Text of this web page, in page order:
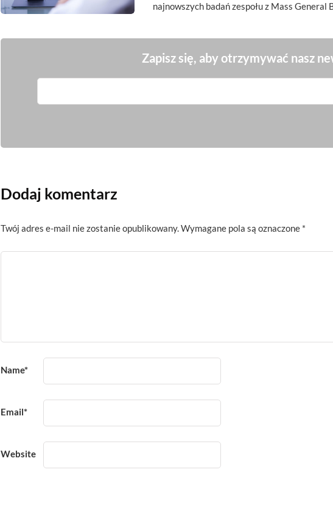
najnowszych badań zespołu z Mass
Zapisz się, aby otrzymywać nasz
Dodaj komentarz
Twój adres e-mail nie zostanie opublikowany.Wymagane pola są oznaczone *
Name*
Email*
Website